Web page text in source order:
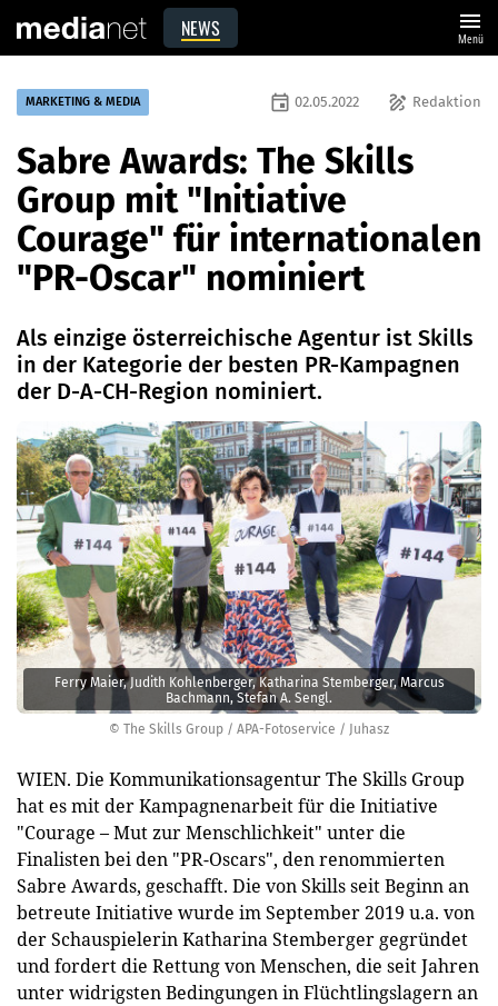
NEWS menu
Menü
© The Skills Group / APA-Fotoservice / Juhasz
Ferry Maier, Judith Kohlenberger, Katharina Stemberger, Marcus
Bachmann, Stefan A. Sengl.
MARKETING & MEDIA draw Redaktion
event 02.05.2022
Sabre Awards: The Skills
Group mit "Initiative
Courage" für internationalen
"PR-Oscar" nominiert
Als einzige österreichische Agentur ist Skills
in der Kategorie der besten PR-Kampagnen
der D-A-CH-Region nominiert.
WIEN. Die Kommunikationsagentur The Skills Group
hat es mit der Kampagnenarbeit für die Initiative
"Courage – Mut zur Menschlichkeit" unter die
Finalisten bei den "PR-Oscars", den renommierten
Sabre Awards, geschafft. Die von Skills seit Beginn an
betreute Initiative wurde im September 2019 u.a. von
der Schauspielerin Katharina Stemberger gegründet
und fordert die Rettung von Menschen, die seit Jahren
unter widrigsten Bedingungen in Flüchtlingslagern an